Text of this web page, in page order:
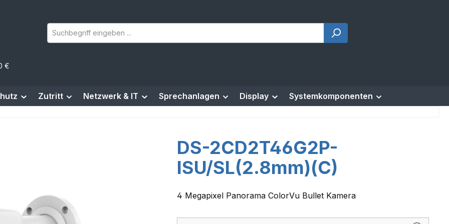
€
Zutritt Netzwerk & IT Sprechanlagen Display Systemkomponenten
DS-2CD2T46G2P-
ISU/SL(2.8mm)(C)
4 Megapixel Panorama ColorVu Bullet Kamera